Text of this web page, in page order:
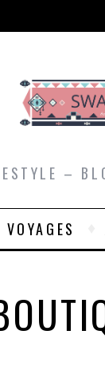
–
VOYAGES